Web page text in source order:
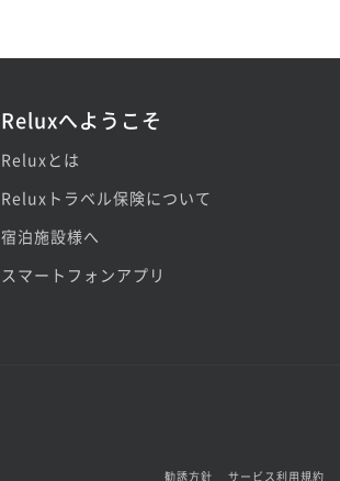
Reluxへようこそ
Reluxとは
Reluxトラベル保険について
宿泊施設様へ
スマートフォンアプリ
勧誘方針 サービス利用規約